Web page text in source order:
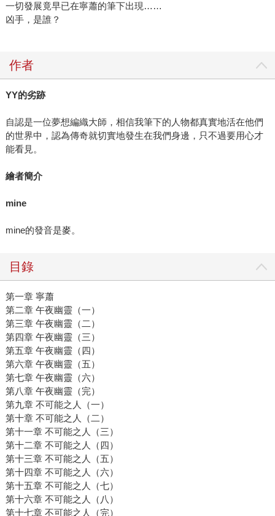
一切發展竟早已在寧蕭的筆下出現……
凶手，是誰？
作者
YY的劣跡
自認是一位夢想編織大師，相信我筆下的人物都真實地活在他們
的世界中，認為傳奇就切實地發生在我們身邊，只不過要用心才
能看見。
繪者簡介
mine
mine的發音是麥。
目錄
第一章 寧蕭
第二章 午夜幽靈（一）
第三章 午夜幽靈（二）
第四章 午夜幽靈（三）
第五章 午夜幽靈（四）
第六章 午夜幽靈（五）
第七章 午夜幽靈（六）
第八章 午夜幽靈（完）
第九章 不可能之人（一）
第十章 不可能之人（二）
第十一章 不可能之人（三）
第十二章 不可能之人（四）
第十三章 不可能之人（五）
第十四章 不可能之人（六）
第十五章 不可能之人（七）
第十六章 不可能之人（八）
第十七章 不可能之人（完）